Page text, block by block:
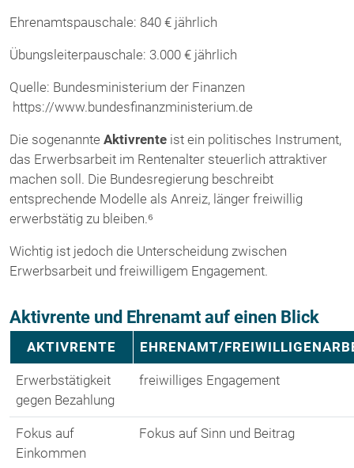
Ehrenamtspauschale: 840 € jährlich
Übungsleiterpauschale: 3.000 € jährlich
Quelle: Bundesministerium der Finanzen
https://www.bundesfinanzministerium.de
Die sogenannte Aktivrente ist ein politisches Instrument,
das Erwerbsarbeit im Rentenalter steuerlich attraktiver
machen soll. Die Bundesregierung beschreibt
entsprechende Modelle als Anreiz, länger freiwillig
erwerbstätig zu bleiben.⁶
Wichtig ist jedoch die Unterscheidung zwischen
Erwerbsarbeit und freiwilligem Engagement.
Aktivrente und Ehrenamt auf einen Blick
AKTIVRENTE EHRENAMT/
Erwerbstätigkeit
gegen Bezahlung
freiwilliges Engagement
Fokus auf
Einkommen
Fokus auf Sinn und Beitrag